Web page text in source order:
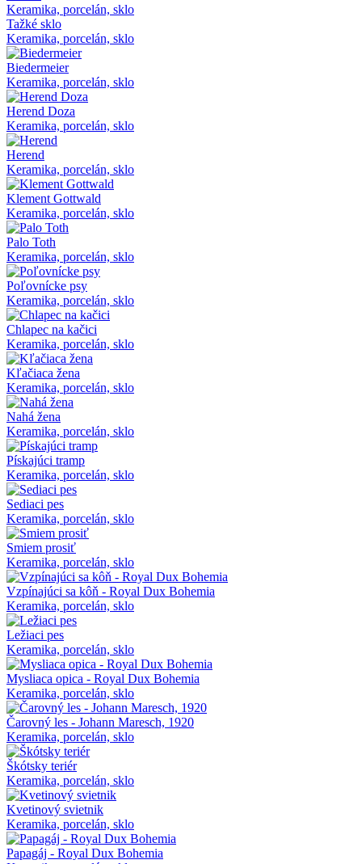
Keramika, porcelán, sklo
Tažké sklo
Keramika, porcelán, sklo
Biedermeier
Keramika, porcelán, sklo
Herend Doza
Keramika, porcelán, sklo
Herend
Keramika, porcelán, sklo
Klement Gottwald
Keramika, porcelán, sklo
Palo Toth
Keramika, porcelán, sklo
Poľovnícke psy
Keramika, porcelán, sklo
Chlapec na kačici
Keramika, porcelán, sklo
Kľačiaca žena
Keramika, porcelán, sklo
Nahá žena
Keramika, porcelán, sklo
Pískajúci tramp
Keramika, porcelán, sklo
Sediaci pes
Keramika, porcelán, sklo
Smiem prosiť
Keramika, porcelán, sklo
Vzpínajúci sa kôň - Royal Dux Bohemia
Keramika, porcelán, sklo
Ležiaci pes
Keramika, porcelán, sklo
Mysliaca opica - Royal Dux Bohemia
Keramika, porcelán, sklo
Čarovný les - Johann Maresch, 1920
Keramika, porcelán, sklo
Škótsky teriér
Keramika, porcelán, sklo
Kvetinový svietnik
Keramika, porcelán, sklo
Papagáj - Royal Dux Bohemia